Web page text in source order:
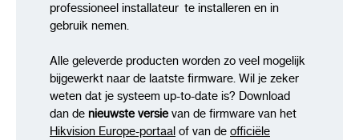
professioneel installateur te installeren en in
gebruik nemen.
Alle geleverde producten worden zo veel mogelijk
bijgewerkt naar de laatste firmware. Wil je zeker
weten dat je systeem up-to-date is? Download
dan de nieuwste versievan de firmware van het
Hikvision Europe-portaal of van de officiële